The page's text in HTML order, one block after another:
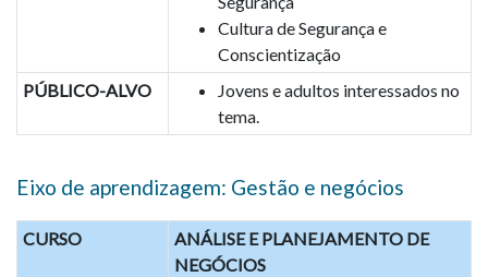
Cultura de Segurança e
Conscientização
PÚBLICO-ALVO
Jovens e adultos interessados no
tema.
Eixo de aprendizagem: Gestão e negócios
CURSO
ANÁLISE E PLANEJAMENTO DE
NEGÓCIOS